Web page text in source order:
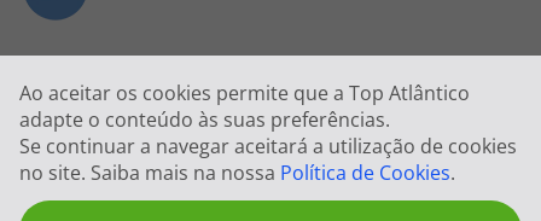
Ao aceitar os cookies permite que a Top Atlântico
adapte o conteúdo às suas preferências.
Se continuar a navegar aceitará a utilização de cookies
no site. Saiba mais na nossa Política de Cookies.
2026 © Todos os direitos reservados:Top Atlântico, Viagens e Turismo